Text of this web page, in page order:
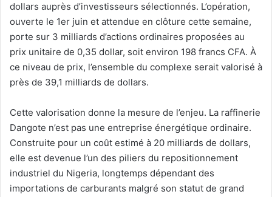
dollars auprès d’investisseurs sélectionnés. L’opération,
ouverte le 1er juin et attendue en clôture cette semaine,
porte sur 3 milliards d’actions ordinaires proposées au
prix unitaire de 0,35 dollar, soit environ 198 francs CFA. À
ce niveau de prix, l’ensemble du complexe serait valorisé à
près de 39,1 milliards de dollars.
Cette valorisation donne la mesure de l’enjeu. La raffinerie
Dangote n’est pas une entreprise énergétique ordinaire.
Construite pour un coût estimé à 20 milliards de dollars,
elle est devenue l’un des piliers du repositionnement
industriel du Nigeria, longtemps dépendant des
importations de carburants malgré son statut de grand